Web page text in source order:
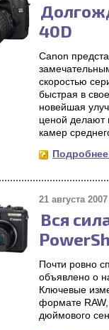
40D
Canon
скоростью
быстрая в
новейшая
ценой делают
камер
21 августа 2007
Вся
Почти ровно
объявлено о
Ключевые
формате
дюймового